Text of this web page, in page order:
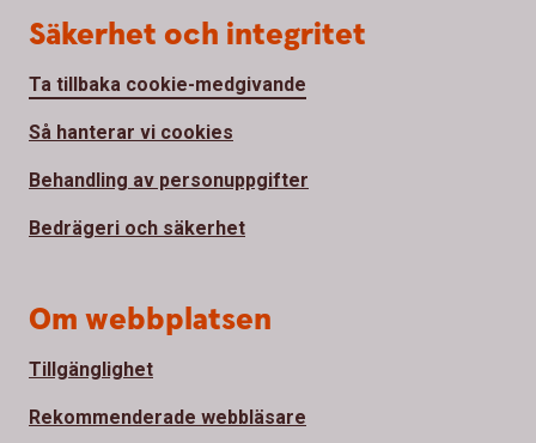
Säkerhet och integritet
Ta tillbaka cookie-medgivande
Så hanterar vi cookies
Behandling av personuppgifter
Bedrägeri och säkerhet
Om webbplatsen
Tillgänglighet
Rekommenderade webbläsare